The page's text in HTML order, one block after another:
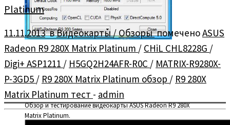
Обзор и тестирование видеокарты ASUS Radeon R9 280X
Matrix Platinum.
Platinum
11.11.2013вВидеокарты/ОбзорыпомеченоASUS
Radeon R9 280X Matrix Platinum / CHiL CHL8228G /
Digi+ ASP1211 / H5GQ2H24AFR-R0C / MATRIX-R9280X-
P-3GD5 / R9 280X Matrix Platinum обзор / R9 280X
Matrix Platinum тест - admin